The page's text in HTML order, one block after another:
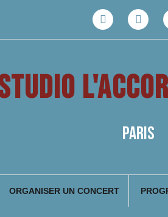
PARIS
ORGANISER UN CONCERT